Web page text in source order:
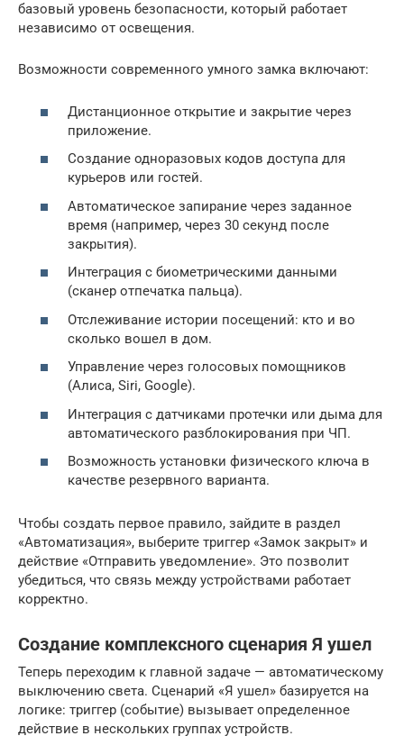
базовый уровень безопасности, который работает
независимо от освещения.
Возможности современного умного замка включают:
Дистанционное открытие и закрытие через
приложение.
Создание одноразовых кодов доступа для
курьеров или гостей.
Автоматическое запирание через заданное
время (например, через 30 секунд после
закрытия).
Интеграция с биометрическими данными
(сканер отпечатка пальца).
Отслеживание истории посещений: кто и во
сколько вошел в дом.
Управление через голосовых помощников
(Алиса, Siri, Google).
Интеграция с датчиками протечки или дыма для
автоматического разблокирования при ЧП.
Возможность установки физического ключа в
качестве резервного варианта.
Чтобы создать первое правило, зайдите в раздел
«Автоматизация», выберите триггер «Замок закрыт» и
действие «Отправить уведомление». Это позволит
убедиться, что связь между устройствами работает
корректно.
Создание комплексного сценария Я ушел
Теперь переходим к главной задаче — автоматическому
выключению света. Сценарий «Я ушел» базируется на
логике: триггер (событие) вызывает определенное
действие в нескольких группах устройств.